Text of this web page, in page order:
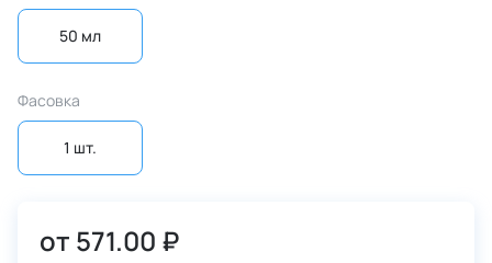
50 мл
Фасовка
1 шт.
от 571.00 ₽